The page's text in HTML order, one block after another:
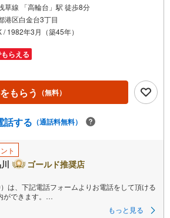
草線 「高輪台」駅 徒歩8分
港区白金台3丁目
/ 1982年3月（築45年）
らえる
もらう （無料）
話する （通話料無料）
ト
ゴールド推奨店
は、下記電話フォームよりお電話をして頂ける
できます。
もっと見る